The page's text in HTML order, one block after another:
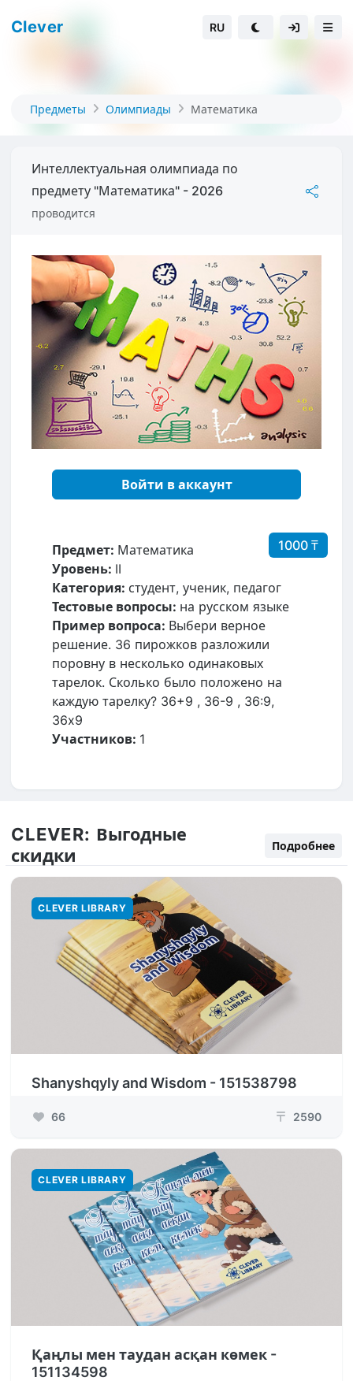
Clever RU
Предметы Олимпиады Математика
Интеллектуальная олимпиада по
предмету "Математика" - 2026
проводится
Войти в аккаунт
1000 ₸
Предмет: Математика
Уровень: II
Категория: студент, ученик, педагог
Тестовые вопросы: на русском языке
Пример вопроса: Выбери верное
решение. 36 пирожков разложили
поровну в несколько одинаковых
тарелок. Сколько было положено на
каждую тарелку? 36+9 , 36-9 , 36:9,
36x9
Участников: 1
CLEVER: Выгодные
скидки
Подробнее
CLEVER LIBRARY
Shanyshqyly and Wisdom - 151538798
66 ₸ 2590
CLEVER LIBRARY
Қаңлы мен таудан асқан көмек -
151134598